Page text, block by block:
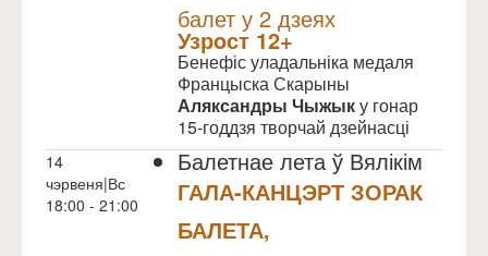
балет у 2 дзеях
Узрoст 12+
Бенефіс уладальніка медаля
Францыска Скарыны
Аляксандры Чыжыку гонар
15-годдзя творчай дзейнасці
14
чэрвеня|Вс
18:00 - 21:00
Балетнае лета ў Вялікім
ГАЛА-КАНЦЭРТ ЗОРАК
БАЛЕТА,